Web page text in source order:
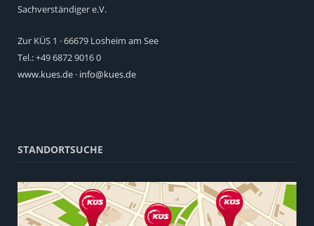
Sachverständiger e.V.
Zur KÜS 1 · 66679 Losheim am See
Tel.: +49 6872 9016 0
www.kues.de · info@kues.de
STANDORTSUCHE